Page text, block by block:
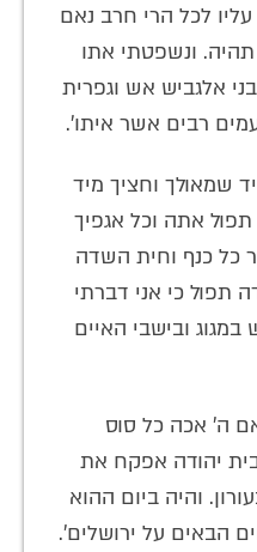
לכל הרי חרב נאם
ונשפטתי אתו
אלגביש אש וגפרית
עמים רבים אשר איתו'.
שמאולך וחציך מיד
תפול אתה וכל אגפיך
כל כנף וחית השדה
תפול כי אני דברתי
ובישבי האיים
ה' אכה כל סוס
בית יהודה אפקח את
והיה ביום ההוא
הבאים על ירושלים'.